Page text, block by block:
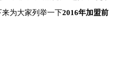
为大家列举一下2016年加盟前